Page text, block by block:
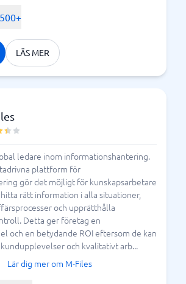
LÄS MER
ledare inom informationshantering.
plattform för
gör det möjligt för kunskapsarbetare
rätt information i alla situationer,
och upprätthålla
Detta ger företag en
och en betydande ROI eftersom de kan
och kvalitativt arb...
Lär dig mer om M-Files